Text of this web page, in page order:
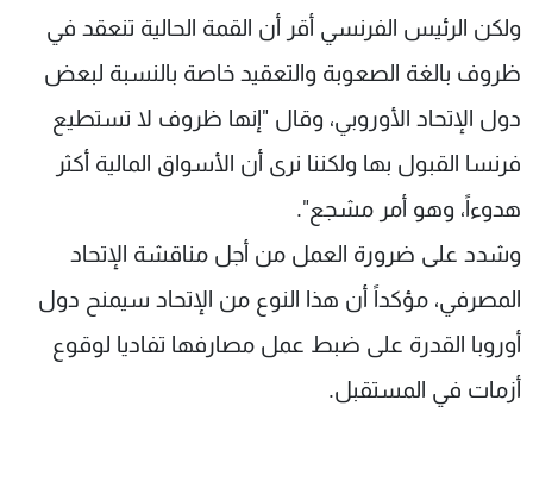
ولكن الرئيس الفرنسي أقر أن القمة الحالية تنعقد في
ظروف بالغة الصعوبة والتعقيد خاصة بالنسبة لبعض
دول الإتحاد الأوروبي، وقال "إنها ظروف لا تستطيع
فرنسا القبول بها ولكننا نرى أن الأسواق المالية أكثر
هدوءاً، وهو أمر مشجع".
وشدد على ضرورة العمل من أجل مناقشة الإتحاد
المصرفي، مؤكداً أن هذا النوع من الإتحاد سيمنح دول
أوروبا القدرة على ضبط عمل مصارفها تفاديا لوقوع
أزمات في المستقبل.